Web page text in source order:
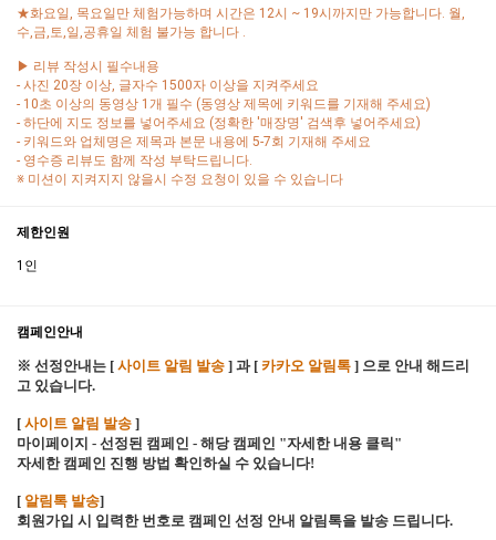
★화요일, 목요일만 체험가능하며 시간은 12시 ~ 19시까지만 가능합니다. 월,
수,금,토,일,공휴일 체험 불가능 합니다 .
▶ 리뷰 작성시 필수내용
- 사진 20장 이상, 글자수 1500자 이상을 지켜주세요
- 10초 이상의 동영상 1개 필수 (동영상 제목에 키워드를 기재해 주세요)
- 하단에 지도 정보를 넣어주세요 (정확한 '매장명' 검색후 넣어주세요)
- 키워드와 업체명은 제목과 본문 내용에 5-7회 기재해 주세요
- 영수증 리뷰도 함께 작성 부탁드립니다.
※ 미션이 지켜지지 않을시 수정 요청이 있을 수 있습니다
제한인원
1인
캠페인안내
※ 선정안내는 [ 사이트 알림 발송 ] 과 [ 카카오 알림톡 ] 으로 안내 해드리
고 있습니다.
[ 사이트 알림 발송 ]
마이페이지 - 선정된 캠페인 - 해당 캠페인 "자세한 내용 클릭"
자세한 캠페인 진행 방법 확인하실 수 있습니다!
[ 알림톡 발송]
회원가입 시 입력한 번호로 캠페인 선정 안내 알림톡을 발송 드립니다.